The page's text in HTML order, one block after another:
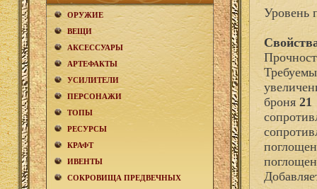
ОРУЖИЕ
ВЕЩИ
АКCЕСCУАРЫ
АРТЕФАКТЫ
УСИЛИТЕЛИ
ПЕРСОНАЖИ
ТОПЫ
РЕСУРСЫ
КРАФТ
ИВЕНТЫ
СОКРОВИЩА ПРЕДВЕЧНЫХ
Уровень
броня 21